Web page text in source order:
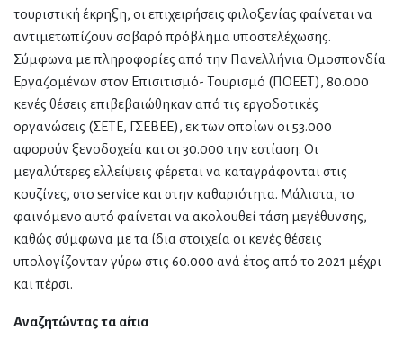
τουριστική έκρηξη, οι επιχειρήσεις φιλοξενίας φαίνεται να
αντιμετωπίζουν σοβαρό πρόβλημα υποστελέχωσης.
Σύμφωνα με πληροφορίες από την Πανελλήνια Ομοσπονδία
Εργαζομένων στον Επισιτισμό- Τουρισμό (ΠΟΕΕΤ), 80.000
κενές θέσεις επιβεβαιώθηκαν από τις εργοδοτικές
οργανώσεις (ΣΕΤΕ, ΓΣΕΒΕΕ), εκ των οποίων οι 53.000
αφορούν ξενοδοχεία και οι 30.000 την εστίαση. Οι
μεγαλύτερες ελλείψεις φέρεται να καταγράφονται στις
κουζίνες, στο service και στην καθαριότητα. Μάλιστα, το
φαινόμενο αυτό φαίνεται να ακολουθεί τάση μεγέθυνσης,
καθώς σύμφωνα με τα ίδια στοιχεία οι κενές θέσεις
υπολογίζονταν γύρω στις 60.000 ανά έτος από το 2021 μέχρι
και πέρσι.
Αναζητώντας τα αίτια